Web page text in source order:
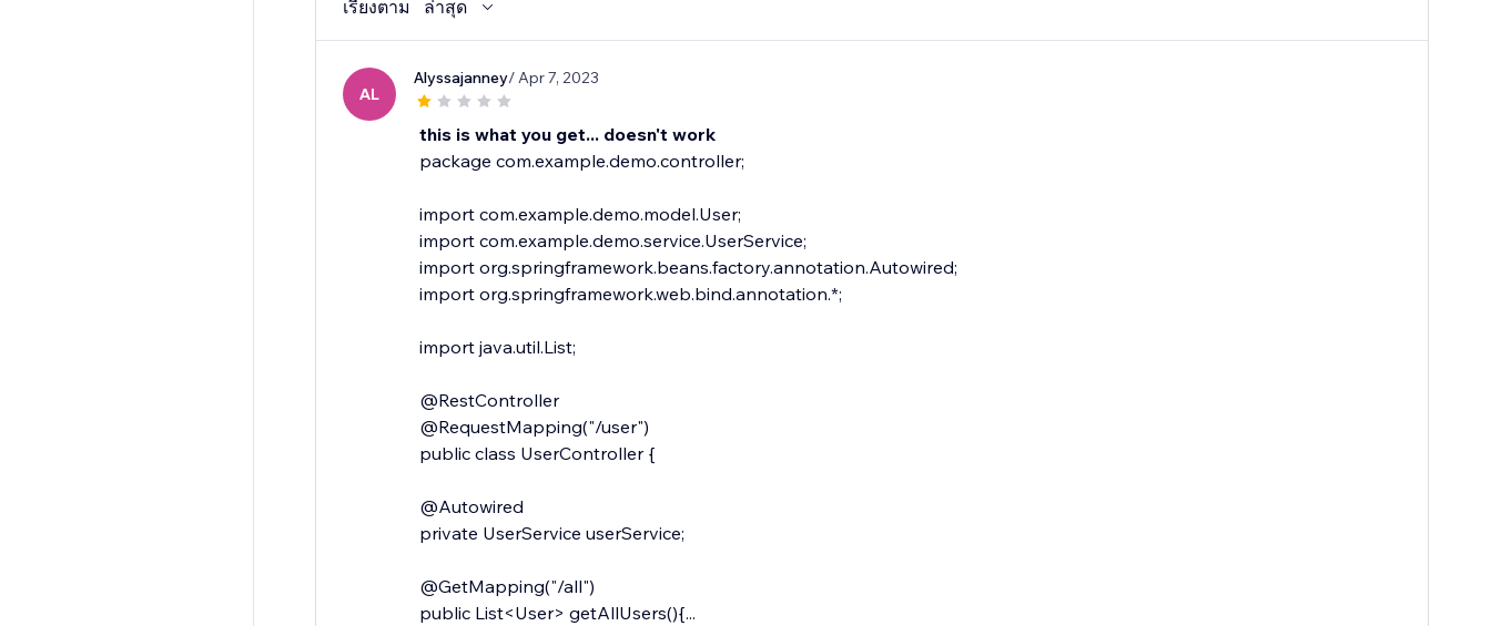
เรียงตาม ล่าสุด
AL
Alyssajanney/ Apr 7, 2023
this is what you get... doesn't work
package com.example.demo.controller;
import com.example.demo.model.User;
import com.example.demo.service.UserService;
import org.springframework.beans.factory.annotation.Autowired;
import org.springframework.web.bind.annotation.*;
import java.util.List;
@RestController
@RequestMapping("/user")
public class UserController {
@Autowired
private UserService userService;
@GetMapping("/all")
public List<User> getAllUsers(){...